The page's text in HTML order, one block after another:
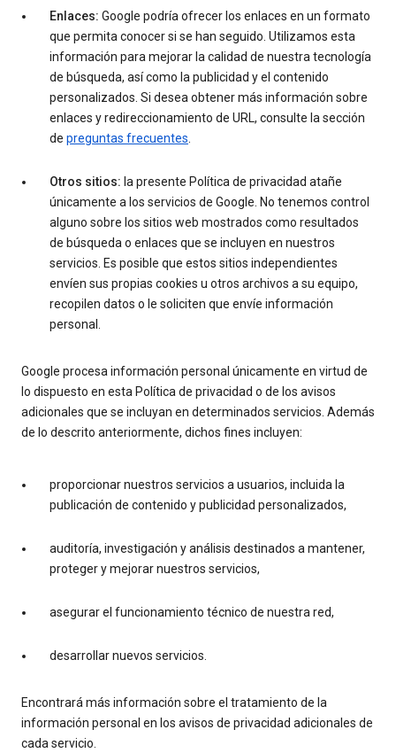
Enlaces: Google podría ofrecer los enlaces en un formato
que permita conocer si se han seguido. Utilizamos esta
información para mejorar la calidad de nuestra tecnología
de búsqueda, así como la publicidad y el contenido
personalizados. Si desea obtener más información sobre
enlaces y redireccionamiento de URL, consulte la sección
de preguntas frecuentes
Otros sitios: la presente Política de privacidad atañe
únicamente a los servicios de Google. No tenemos control
alguno sobre los sitios web mostrados como resultados
de búsqueda o enlaces que se incluyen en nuestros
servicios. Es posible que estos sitios independientes
envíen sus propias cookies u otros archivos a su equipo,
recopilen datos o le soliciten que envíe información
personal.
Google procesa información personal únicamente en virtud de
lo dispuesto en esta Política de privacidad o de los avisos
adicionales que se incluyan en determinados servicios. Además
de lo descrito anteriormente, dichos fines incluyen:
proporcionar nuestros servicios a usuarios, incluida la
publicación de contenido y publicidad personalizados,
auditoría, investigación y análisis destinados a mantener,
proteger y mejorar nuestros servicios,
asegurar el funcionamiento técnico de nuestra red,
desarrollar nuevos servicios.
Encontrará más información sobre el tratamiento de la
información personal en los avisos de privacidad adicionales de
cada servicio.